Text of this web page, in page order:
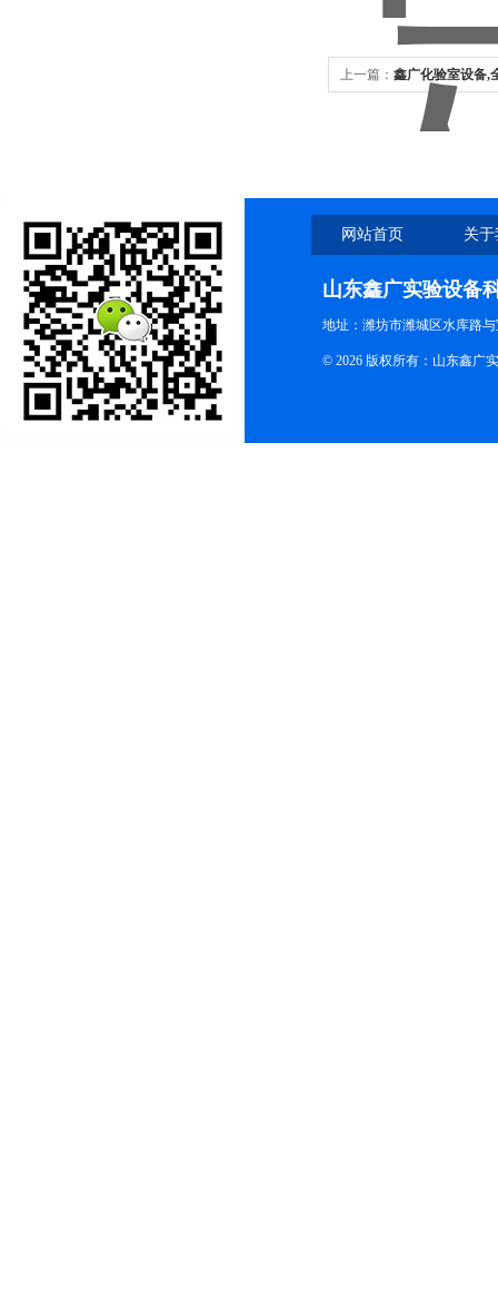
上一篇： 鑫广化验室设备,
网站首页 关
山东鑫广实验设备
地址：潍坊市潍城区水库路
© 2026 版权所有：山东鑫广